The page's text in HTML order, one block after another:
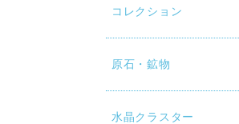
コレクション
原石・鉱物
水晶クラスター